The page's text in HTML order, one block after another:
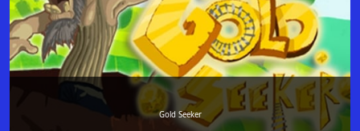
Gold Seeker